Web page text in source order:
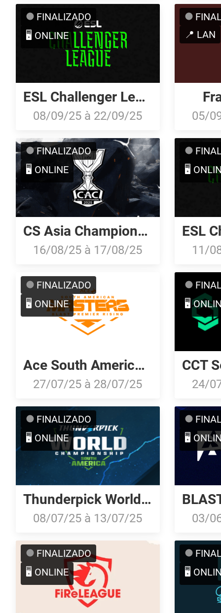
FINALIZADO
🖥️ ONLINE
ESL Challenger League Season 50: South America - Cup #2
08/09/25 à 22/09/25
📍 LAN
05/
FINALIZADO
🖥️ ONLINE
CS Asia Championships 2025: American Open Qualifier
16/08/25 à 17/08/25
🖥️
11/
FINALIZADO
🖥️ ONLINE
Ace South American Masters Fall 2025: Brazilian Open Qualifier
27/07/25 à 28/07/25
🖥️
24/
FINALIZADO
🖥️ ONLINE
Thunderpick World Championship 2025: South American Series #2
08/07/25 à 13/07/25
🖥️
03/
FINALIZADO
🖥️ ONLINE
🖥️